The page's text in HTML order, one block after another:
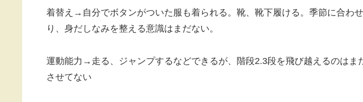
着替え→自分でボタンがついた服も着られる。靴、靴下履ける。季節に合わ
り、身だしなみを整える意識はまだない。
運動能力→走る、ジャンプするなどできるが、階段2.3段を飛び越えるのはま
させてない